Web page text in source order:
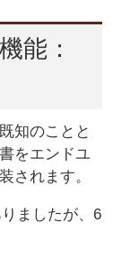
能：
知のことと
をエンドユ
されます。
ましたが、6